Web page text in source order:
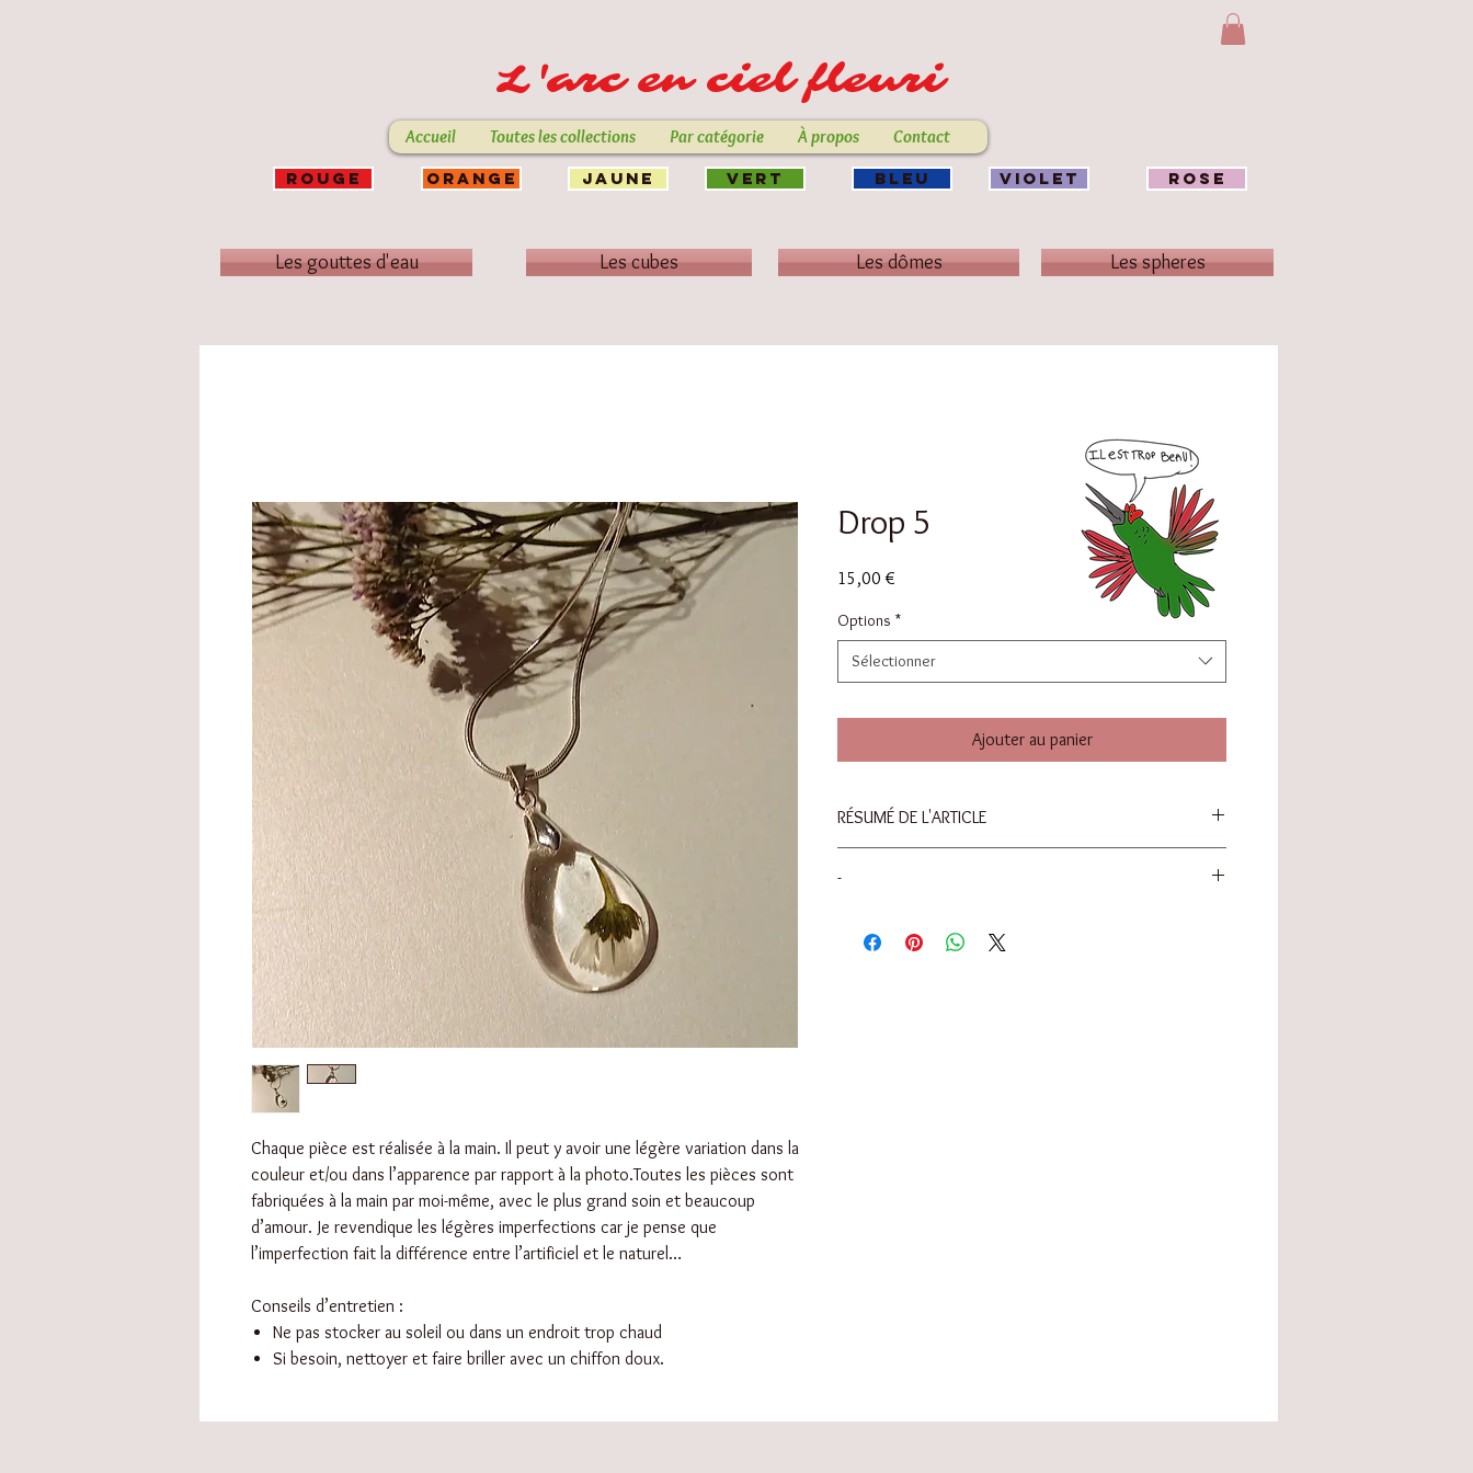
L'arc en ciel fleuri
Accueil Toutes les collections Par catégorie À propos
Contact
ROUGE
ORANGE
Les gouttes d'eau
JAUNE VERT BLEU VIOLET ROSE
Les cubes Les dômes Les spheres
Chaque pièce est réalisée à la main. Il peut y avoir une légère variation dans la
couleur et/ou dans l’apparence par rapport à la photo.Toutes les pièces sont
fabriquées à la main par moi-même, avec le plus grand soin et beaucoup
d’amour. Je revendique les légères imperfections car je pense que
l’imperfection fait la différence entre l’artificiel et le naturel…
Conseils d’entretien :
Ne pas stocker au soleil ou dans un endroit trop chaud
Si besoin, nettoyer et faire briller avec un chiffon doux.
Drop 5
15,00 €
Options *
Sélectionner
Ajouter au panier
RÉSUMÉ DE L'ARTICLE
-